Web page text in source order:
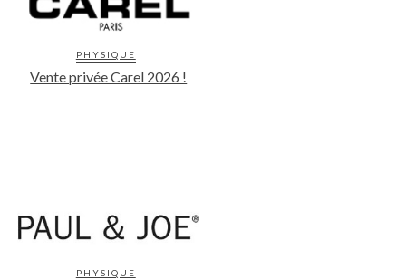
PHYSIQUE
Vente privée Carel 2026 !
PHYSIQUE